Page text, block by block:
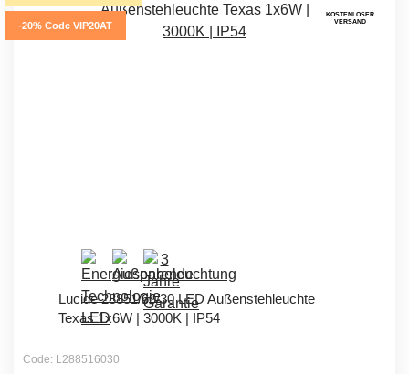
-20% Code VIP20AT
KOSTENLOSER
VERSAND
Lucide 28851/60/30 LED Außenstehleuchte
Texas 1x6W | 3000K | IP54
Code: L288516030